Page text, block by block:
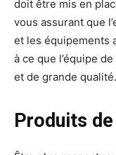
doit être mis en
vous assurant que
et les équipements
à ce que l’équipe
et de grande qualité.
Produits